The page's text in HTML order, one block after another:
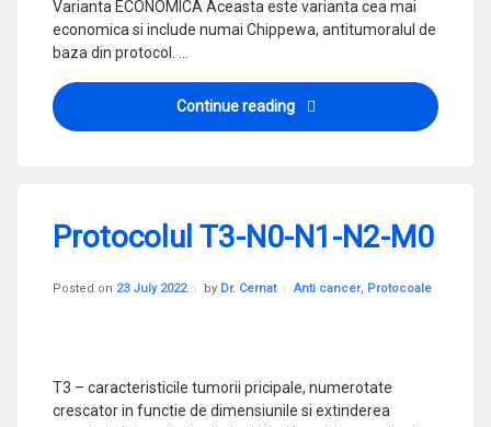
Varianta ECONOMICA Aceasta este varianta cea mai
economica si include numai Chippewa, antitumoralul de
baza din protocol. …
Continue reading Protocolul T2-N0-N1-M0
Protocolul T3-N0-N1-N2-M0
Posted on 23 July 2022
Updated on 28 September 2023
by Dr. Cernat Categories:
Anti cancer, Protocoale
T3 – caracteristicile tumorii pricipale, numerotate
crescator in functie de dimensiunile si extinderea